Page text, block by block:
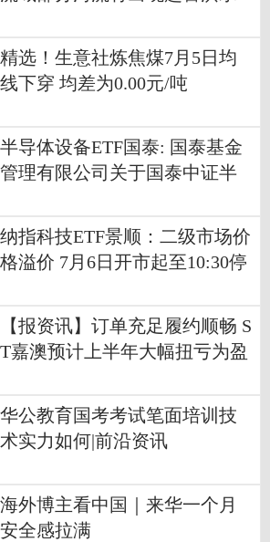
精选！生意社炼焦煤7月5日均
线下穿 均差为0.00元/吨
半导体设备ETF国泰: 国泰基金
管理有限公司关于国泰中证半
式指数证券投资基金实施基金
份额拆分并调整最小申购、赎
回单位及相关业务安排的公告-
纳指科技ETF景顺：二级市场价
格溢价 7月6日开市起至10:30停
【报资讯】订单充足履约顺畅 S
T嘉澳预计上半年大幅扭亏为盈
华公教育国考考试笔面培训技
术实力如何|前沿资讯
海外博主看中国｜来华一个月
安全感拉满